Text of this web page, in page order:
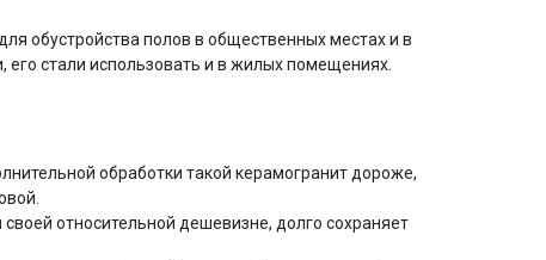
обустройства полов в общественных местах и в
стали использовать и в жилых помещениях.
обработки такой керамогранит дороже,
относительной дешевизне, долго сохраняет